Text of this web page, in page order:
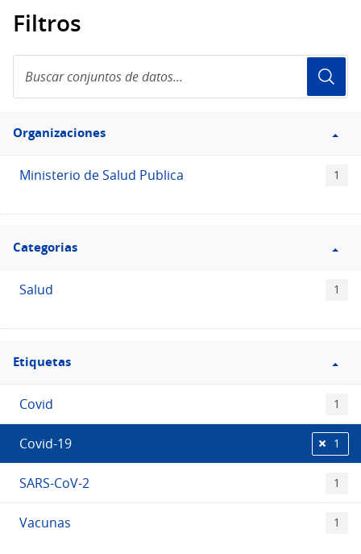
Filtros
conjuntos
de
Filtro
Organizaciones
Organizaciones
Ministerio de Salud Publica 1
Filtro
Categorias
Categorias
Salud 1
Filtro
Etiquetas
Etiquetas
Covid 1
Covid-19 1
SARS-CoV-2 1
Vacunas 1